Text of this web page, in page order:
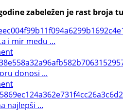
zabeležen je rast
i mir među ...
donosi ...
najlepši ...